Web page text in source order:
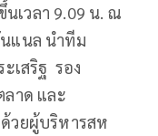
เวลา 9.09 น. ณ
แนล นำทีม
เสริฐ รอง
ลาด และ
วยผู้บริหารสห